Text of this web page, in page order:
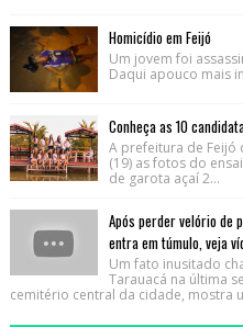
Homicídio em Feijó
Um jovem foi
Daqui apouco mais
Conheça as 10
A prefeitura de Feijó
(19) as fotos do
de garota açaí 2...
Após perder velório de
entra em túmulo, veja
Um fato inusitado
Tarauacá na última
cemitério central da cidade, mostra